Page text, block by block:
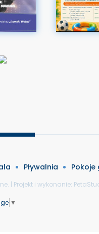
Pływalnia Pokoje
| Projekt i wykonanie:
▼